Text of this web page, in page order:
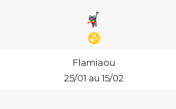
Flamiaou
25/01 au 15/02